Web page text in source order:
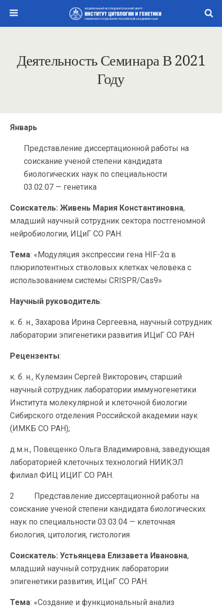
Деятельность Семинара В 2021
Году
Январь
Представление диссертационной работы на
соискание ученой степени кандидата
биологических наук по специальности
03.02.07 — генетика
Соискатель: Живень Мария Константиновна,
младший научный сотрудник сектора постгеномной
нейробиологии, ИЦиГ СО РАН.
Тема: «Модуляция экспрессии гена HIF-2α в
плюрипотентных стволовых клетках человека с
использованием системы CRISPR/Cas9»
Научный руководитель:
к. б. н., Захарова Ирина Сергеевна, научный сотрудник
лаборатории эпигенетики развития ИЦиГ СО РАН
Рецензенты:
к. б. н., Кулемзин Сергей Викторович, старший
научный сотрудник лаборатории иммуногенетики
Института молекулярной и клеточной биологии
Сибирского отделения Российской академии наук
(ИМКБ СО РАН);
д.м.н., Повещенко Ольга Владимировна, заведующая
лабораторией клеточных технологий НИИКЭЛ
филиал ФИЦ ИЦИГ СО РАН.
2 Представление диссертационной работы на
соискание ученой степени кандидата биологических
наук по специальности 03.03.04 — клеточная
биология, цитология, гистология
Соискатель: Устьянцева Елизавета Ивановна,
младший научный сотрудник лаборатории
эпигенетики развития, ИЦиГ СО РАН.
Тема: «Создание и функциональный анализ